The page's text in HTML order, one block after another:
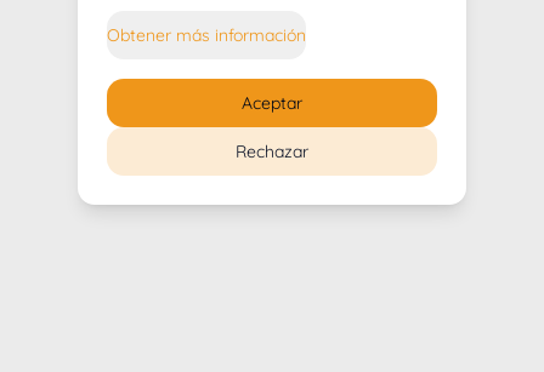
Obtener más información
Rechazar
Aceptar